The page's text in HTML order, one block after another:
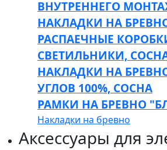
ВНУТРЕННЕГО
НАКЛАДКИ НА
РАСПАЕЧНЫЕ
СВЕТИЛЬНИКИ,
НАКЛАДКИ НА
УГЛОВ 100%, СОСНА
РАМКИ НА БРЕВНО
Накладки на бревно
Аксессуары для